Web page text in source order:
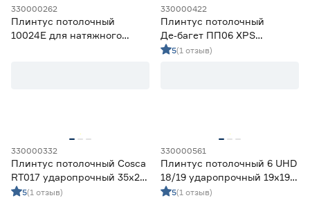
Бельгия
Китай
Россия
330000262
Плинтус потолочный
10024Е для натяжного
330000422
Плинтус потолочный
Де‑багет ПП06 XPS
ударопрочный 80х40 мм 2
5(1 отзыв)
330000332
Плинтус потолочный Cosca
RT017 ударопрочный 35х20
мм 2 м
5(1 отзыв)
330000561
Плинтус потолочный 6 UHD
18/19 ударопрочный 19х19
мм 2 м
5(1 отзыв)